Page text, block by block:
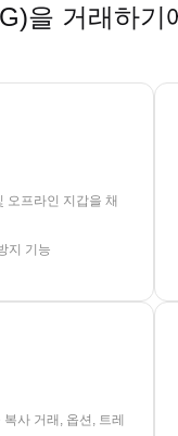
을 거래하기
오프라인 지갑을 채
지 기능
사 거래, 옵션, 트레